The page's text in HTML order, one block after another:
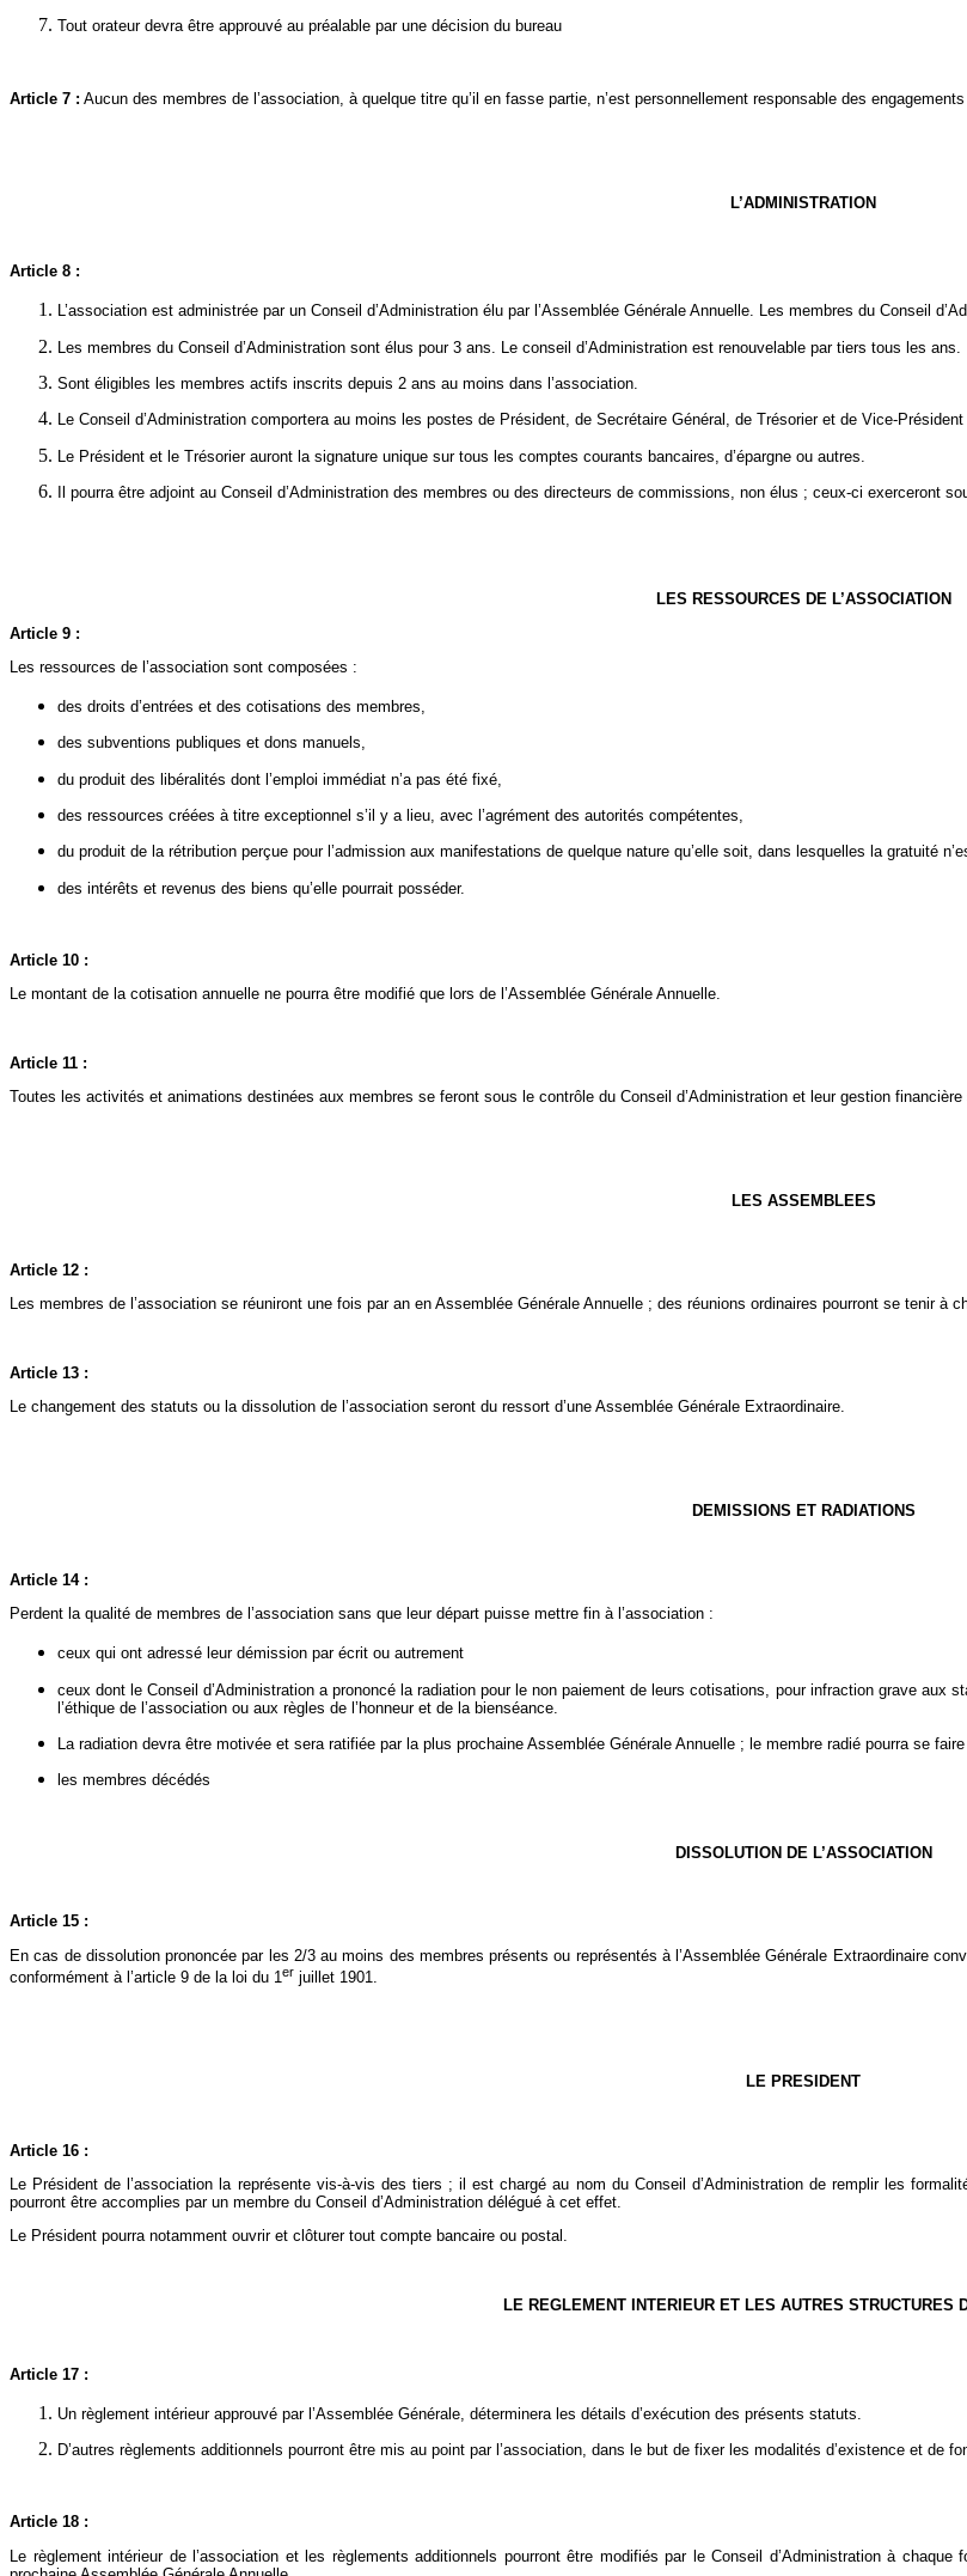
Tout orateur devra être approuvé au préalable par une décision du bureau
Article 7 : Aucun des membres de l’association, à quelque titre qu’il en fasse partie, n’est personnellement responsable des
L’ADMINISTRATION
Article 8 :
L’association est administrée par un Conseil d’Administration élu par l’Assemblée Générale Annuelle. Les membres du Conseil
Les membres du Conseil d’Administration sont élus pour 3 ans. Le conseil d’Administration est renouvelable par tiers tous les ans.
Sont éligibles les membres actifs inscrits depuis 2 ans au moins dans l’association.
Le Conseil d’Administration comportera au moins les postes de Président, de Secrétaire Général, de Trésorier et de Vice-
Le Président et le Trésorier auront la signature unique sur tous les comptes courants bancaires, d’épargne ou autres.
Il pourra être adjoint au Conseil d’Administration des membres ou des directeurs de commissions, non élus ; ceux-ci exerceront
LES RESSOURCES DE L’ASSOCIATION
Article 9 :
Les ressources de l’association sont composées :
des droits d’entrées et des cotisations des membres,
des subventions publiques et dons manuels,
du produit des libéralités dont l’emploi immédiat n’a pas été fixé,
des ressources créées à titre exceptionnel s’il y a lieu, avec l’agrément des autorités compétentes,
du produit de la rétribution perçue pour l’admission aux manifestations de quelque nature qu’elle soit, dans lesquelles la gratuité
des intérêts et revenus des biens qu’elle pourrait posséder.
Article 10 :
Le montant de la cotisation annuelle ne pourra être modifié que lors de l’Assemblée Générale Annuelle.
Article 11 :
Toutes les activités et animations destinées aux membres se feront sous le contrôle du Conseil d’Administration et leur gestion
LES ASSEMBLEES
Article 12 :
Les membres de l’association se réuniront une fois par an en Assemblée Générale Annuelle ; des réunions ordinaires pourront se tenir à
Article 13 :
Le changement des statuts ou la dissolution de l’association seront du ressort d’une Assemblée Générale Extraordinaire.
DEMISSIONS ET RADIATIONS
Article 14 :
Perdent la qualité de membres de l’association sans que leur départ puisse mettre fin à l’association :
ceux qui ont adressé leur démission par écrit ou autrement
ceux dont le Conseil d’Administration a prononcé la radiation pour le non paiement de leurs cotisations, pour infraction grave
l’éthique de l’association ou aux règles de l’honneur et de la bienséance.
La radiation devra être motivée et sera ratifiée par la plus prochaine Assemblée Générale Annuelle ; le membre radié pourra se
les membres décédés
DISSOLUTION DE L’ASSOCIATION
Article 15 :
En cas de dissolution prononcée par les 2/3 au moins des membres présents ou représentés à l’Assemblée Générale Extraordinaire
conformément à l’article 9 de la loi du 1er juillet 1901.
LE PRESIDENT
Article 16 :
Le Président de l’association la représente vis-à-vis des tiers ; il est chargé au nom du Conseil d’Administration de remplir les
pourront être accomplies par un membre du Conseil d’Administration délégué à cet effet.
Le Président pourra notamment ouvrir et clôturer tout compte bancaire ou postal.
LE REGLEMENT INTERIEUR ET LES AUTRES STRUCTURES
Article 17 :
Un règlement intérieur approuvé par l’Assemblée Générale, déterminera les détails d’exécution des présents statuts.
D’autres règlements additionnels pourront être mis au point par l’association, dans le but de fixer les modalités d’existence et de
Article 18 :
Le règlement intérieur de l’association et les règlements additionnels pourront être modifiés par le Conseil d’Administration à